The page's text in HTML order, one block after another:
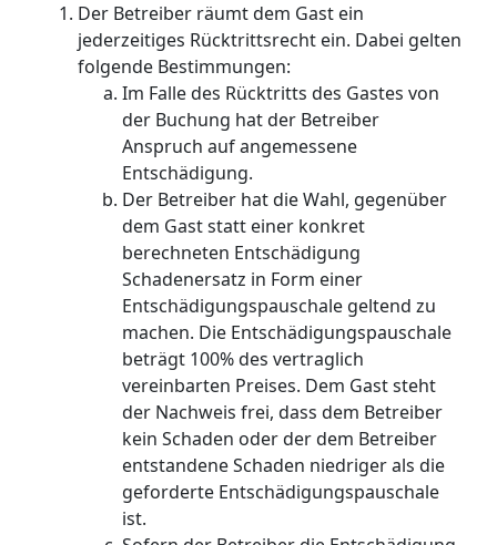
Der Betreiber räumt dem Gast ein
jederzeitiges Rücktrittsrecht ein. Dabei gelten
folgende Bestimmungen:
Im Falle des Rücktritts des Gastes von
der Buchung hat der Betreiber
Anspruch auf angemessene
Entschädigung.
Der Betreiber hat die Wahl, gegenüber
dem Gast statt einer konkret
berechneten Entschädigung
Schadenersatz in Form einer
Entschädigungspauschale geltend zu
machen. Die Entschädigungspauschale
beträgt 100% des vertraglich
vereinbarten Preises. Dem Gast steht
der Nachweis frei, dass dem Betreiber
kein Schaden oder der dem Betreiber
entstandene Schaden niedriger als die
geforderte Entschädigungspauschale
ist.